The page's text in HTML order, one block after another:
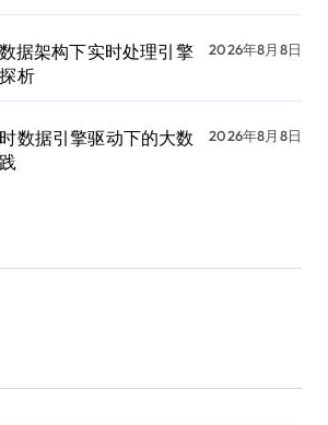
据架构下实时处理引擎
析
2026年8月8日
数据引擎驱动下的大数
2026年8月8日